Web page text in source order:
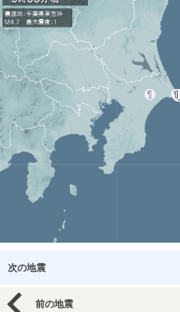
次の地震
前の地震